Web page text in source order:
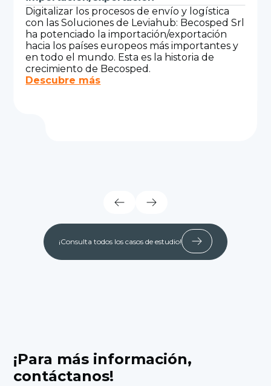
Digitalizar los procesos de envío y logística
con las Soluciones de Leviahub: Becosped Srl
ha potenciado la importación/exportación
hacia los países europeos más importantes y
en todo el mundo. Esta es la historia de
crecimiento de Becosped.
Descubre más
¡Consulta todos los casos de estudio!
¡Para más información,
contáctanos!